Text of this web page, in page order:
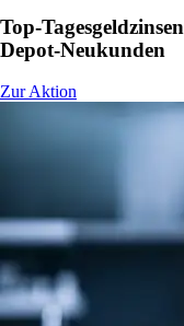
Top-Tagesgeldzinsen
Depot-Neukunden
Zur Aktion